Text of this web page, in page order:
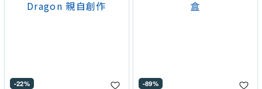
-22% -89%